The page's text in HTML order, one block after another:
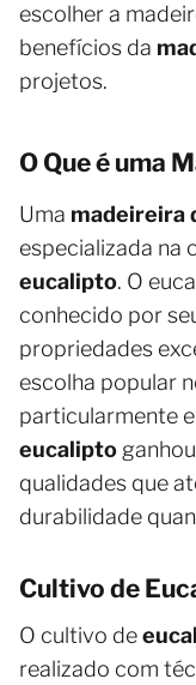
escolher a
benefícios da
projetos.
O Que é uma
Uma madeireira
especializada na
eucalipto. O
conhecido por
propriedades
escolha popular
particularmente
eucalipto
qualidades que
durabilidade
Cultivo de
O cultivo de
realizado com